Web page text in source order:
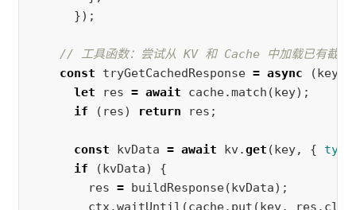
});
// 工具函数：尝试从 KV 和 Cache 中加载已有截图
const
tryGetCachedResponse = async (key
let
res = await cache.match (key);
if
( res) return res ;
const kvData = await kv.get (key, { type
if
(kvData)
{
res = buildResponse(kvData);
ctx .waitUntil (cache. put (key, res .